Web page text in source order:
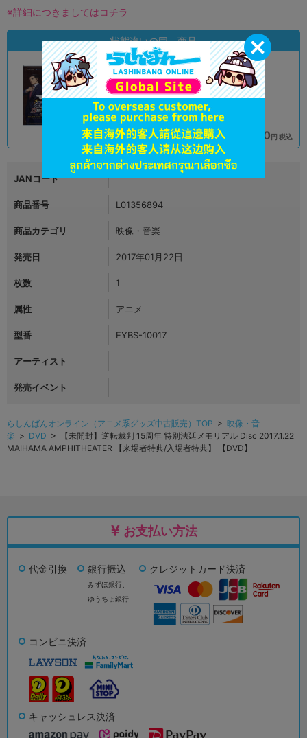
※詳細につきましてはコチラ
状態違いの同一商品
状態 :
オンライン
品切状態 3,390円 税込
状態 :B
名古屋大須店
在庫あり 2,490円 税込
JANコード
商品番号 L01356894
商品カテゴリ 映像・音楽
発売日 2017年01月22日
枚数 1
属性 アニメ
型番 EYBS-10017
アーティスト
発売イベント
らしんばんオンライン（アニメ系グッズ中古販売）TOP > 映像・音
楽 > DVD > 【未開封】逆転裁判 15周年 特別法廷メモリアル Disc 2017.1.22
MAIHAMA AMPHITHEATER 【来場者特典/入場者特典】 【DVD】
お支払い方法
代金引換 銀行振込
みずほ銀行、
ゆうちょ銀行
クレジットカード決済
コンビニ決済
キャッシュレス決済